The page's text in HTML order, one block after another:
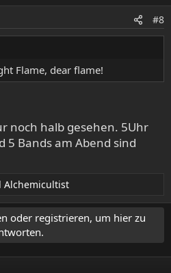
#8
Flame, dear flame!
noch halb gesehen. 5Uhr
Bands am Abend sind
Alchemicultist
oder registrieren, um hier zu